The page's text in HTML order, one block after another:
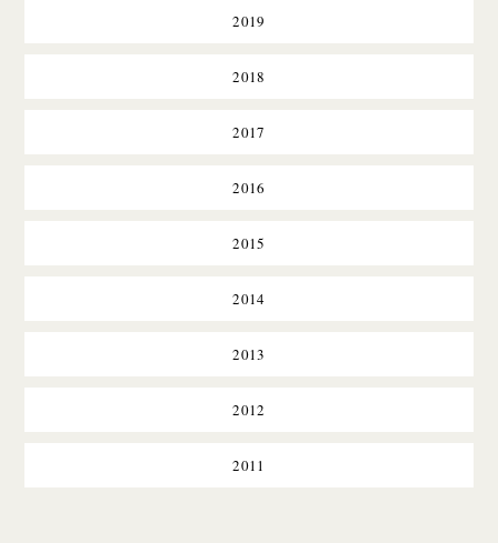
2019
2018
2017
2016
2015
2014
2013
2012
2011